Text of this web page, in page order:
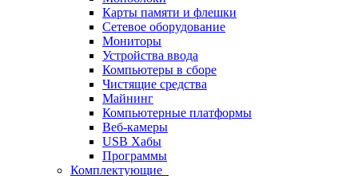
Карты памяти и флешки
Сетевое оборудование
Мониторы
Устройства ввода
Компьютеры в сборе
Чистящие средства
Майнинг
Компьютерные платформы
Веб-камеры
USB Хабы
Программы
Комплектующие